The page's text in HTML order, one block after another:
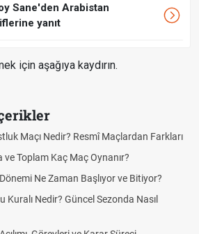
Sane'den Arabistan
yanıt
için aşağıya kaydırın.
Nedir? Resmî Maçlardan Farkları
Kaç Maç Oynanır?
Ne Zaman Başlıyor ve Bitiyor?
Nedir? Güncel Sezonda Nasıl